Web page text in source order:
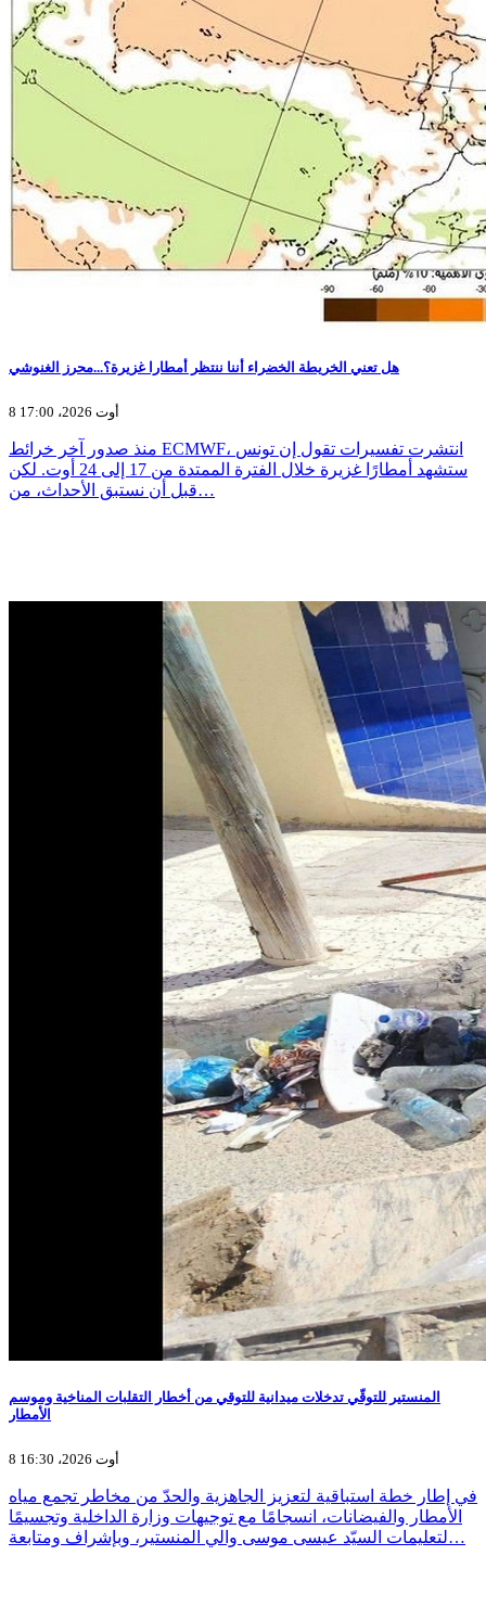
هل تعني الخريطة الخضراء أننا ننتظر أمطارا غزيرة؟...محرز الغنوشي
8 أوت 2026، 17:00
منذ صدور آخر خرائط ECMWF، انتشرت تفسيرات تقول إن تونس
ستشهد أمطارًا غزيرة خلال الفترة الممتدة من 17 إلى 24 أوت. لكن
قبل أن نستبق الأحداث، من…
المنستير للتوقّي تدخلات ميدانية للتوقي من أخطار التقلبات المناخية وموسم
الأمطار
8 أوت 2026، 16:30
في إطار خطة استباقية لتعزيز الجاهزية والحدّ من مخاطر تجمع مياه
الأمطار والفيضانات، انسجامًا مع توجيهات وزارة الداخلية وتجسيمًا
لتعليمات السيّد عيسى موسى والي المنستير، وبإشراف ومتابعة…